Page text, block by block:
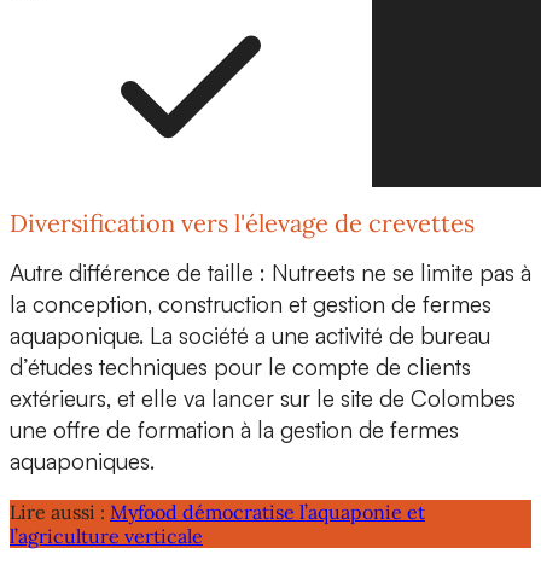
Diversification vers l'élevage de crevettes
Autre différence de taille : Nutreets ne se limite pas à
la conception, construction et gestion de fermes
aquaponique. La société a une activité de bureau
d’études techniques pour le compte de clients
extérieurs, et elle va lancer sur le site de Colombes
une offre de formation à la gestion de fermes
aquaponiques.
Lire aussi : Myfood démocratise l’aquaponie et
l’agriculture verticale